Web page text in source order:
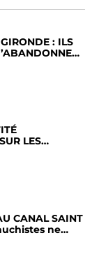
: ILS
LES
CANAL SAINT
ne